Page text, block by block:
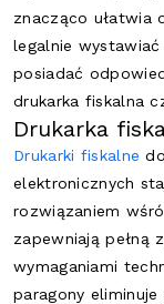
znacząco ułatwia
legalnie
posiadać
drukarka fiskalna
Drukarka
Drukarki fiskalne
elektronicznych
rozwiązaniem
zapewniają pełną
wymaganiami
paragony